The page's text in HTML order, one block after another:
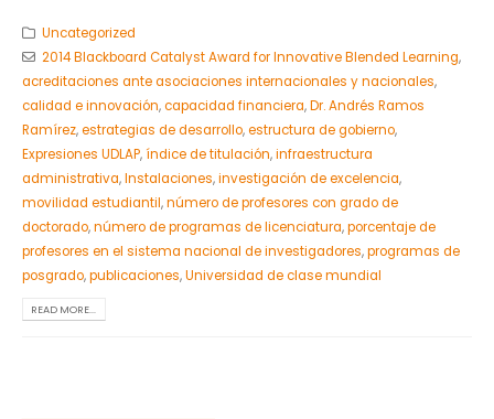
Uncategorized
2014 Blackboard Catalyst Award for Innovative Blended Learning,
acreditaciones ante asociaciones internacionales y nacionales,
calidad e innovación,capacidad financiera,Dr. Andrés Ramos
Ramírez,estrategias de desarrollo,estructura de gobierno,
Expresiones UDLAP, índice de titulación,infraestructura
administrativa,Instalaciones,investigación de excelencia,
movilidad estudiantil,número de profesores con grado de
doctorado,número de programas de licenciatura,porcentaje de
profesores en el sistema nacional de investigadores,programas de
posgrado,publicaciones,Universidad de clase mundial
READ MORE...